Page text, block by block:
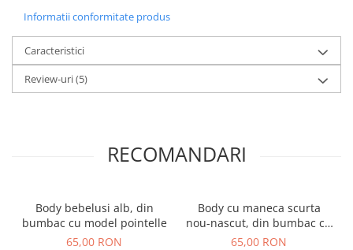
Informatii conformitate produs
Caracteristici
Review-uri(5)
RECOMANDARI
Body bebelusi alb, din
bumbac cu model pointelle
65,00 RON
Body cu maneca scurta
nou-nascut, din bumbac cu
model pointelle, alb
65,00 RON